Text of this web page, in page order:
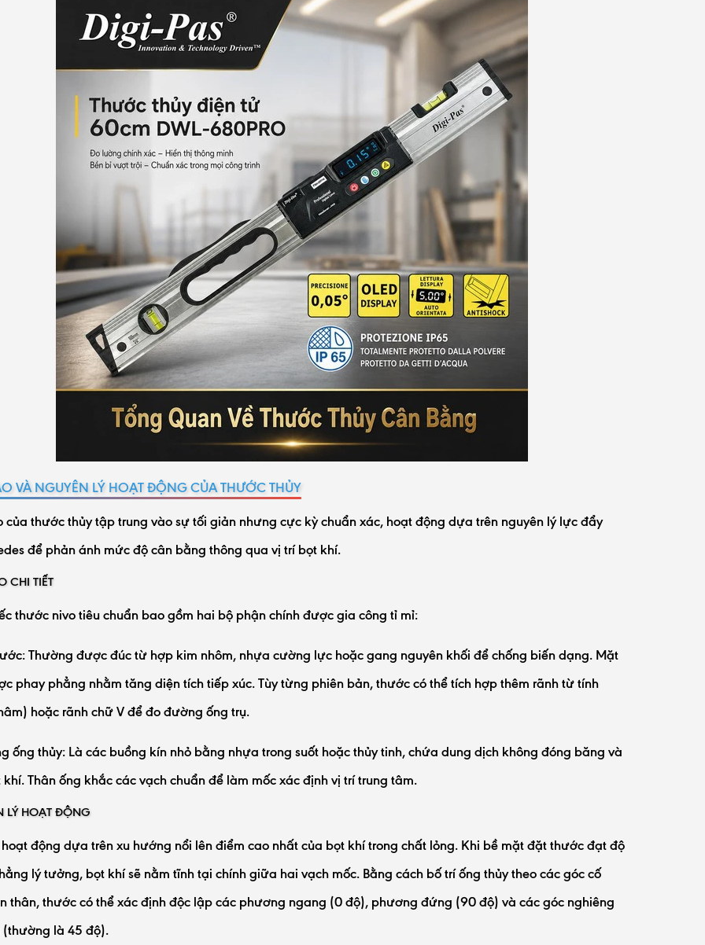
VÀ NGUYÊN LÝ HOẠT ĐỘNG CỦA THƯỚC THỦY
của thước thủy tập trung vào sự tối giản nhưng cực kỳ chuẩn xác, hoạt động dựa trên nguyên lý lực đẩy
để phản ánh mức độ cân bằng thông qua vị trí bọt khí.
CHI TIẾT
thước nivo tiêu chuẩn bao gồm hai bộ phận chính được gia công tỉ mỉ:
Thường được đúc từ hợp kim nhôm, nhựa cường lực hoặc gang nguyên khối để chống biến dạng. Mặt
phay phẳng nhằm tăng diện tích tiếp xúc. Tùy từng phiên bản, thước có thể tích hợp thêm rãnh từ tính
hoặc rãnh chữ V để đo đường ống trụ.
ống thủy: Là các buồng kín nhỏ bằng nhựa trong suốt hoặc thủy tinh, chứa dung dịch không đóng băng và
khí. Thân ống khắc các vạch chuẩn để làm mốc xác định vị trí trung tâm.
LÝ HOẠT ĐỘNG
động dựa trên xu hướng nổi lên điểm cao nhất của bọt khí trong chất lỏng. Khi bề mặt đặt thước đạt độ
lý tưởng, bọt khí sẽ nằm tĩnh tại chính giữa hai vạch mốc. Bằng cách bố trí ống thủy theo các góc cố
thân, thước có thể xác định độc lập các phương ngang (0 độ), phương đứng (90 độ) và các góc nghiêng
(thường là 45 độ).